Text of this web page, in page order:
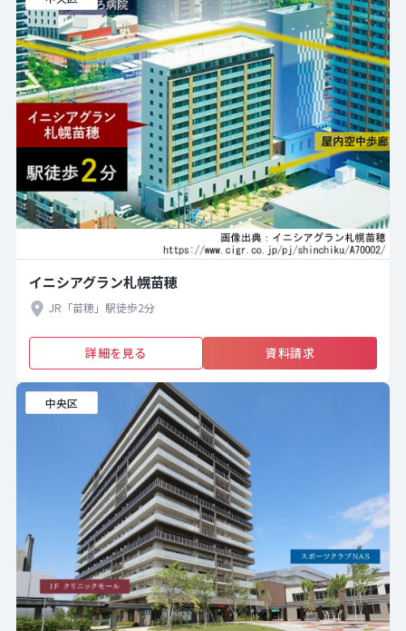
イニシアグラン札幌苗穂
JR「苗穂」駅徒歩2分
詳細を見る 資料請求
中央区